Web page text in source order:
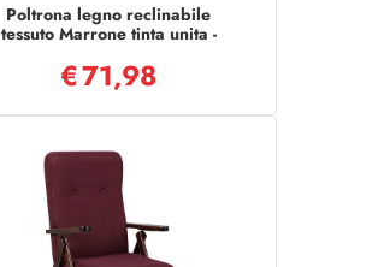
Poltrona legno reclinabile
tessuto Marrone tinta unita -
€71,98